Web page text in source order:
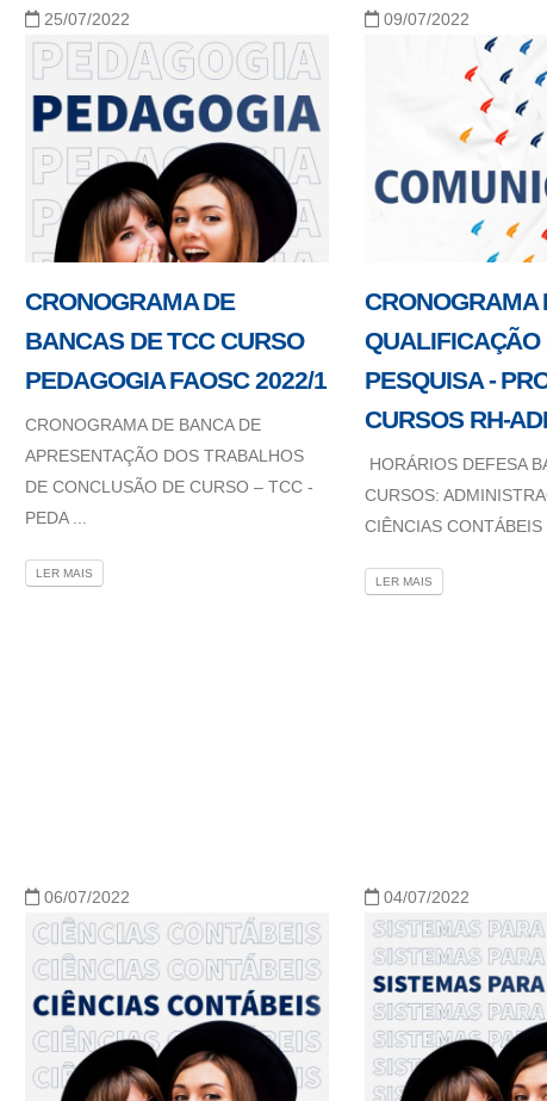
25/07/2022
CRONOGRAMA DE
BANCAS DE TCC CURSO
PEDAGOGIA FAOSC 2022/1
CRONOGRAMA DE BANCA DE
APRESENTAÇÃO DOS TRABALHOS
DE CONCLUSÃO DE CURSO – TCC -
PEDA ...
LER MAIS
09/07/2022
CRONOGRAMA
QUALIFICAÇÃO
PESQUISA -
CURSOS RH-
HORÁRIOS DEFESA
CURSOS:
CIÊNCIAS CONTÁBEIS
LER MAIS
06/07/2022 04/07/2022